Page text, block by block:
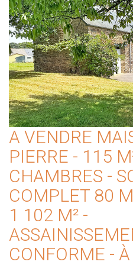
A VENDRE
PIERRE - 115
CHAMBRES -
COMPLET 80
1 102 M² -
CONFORME -